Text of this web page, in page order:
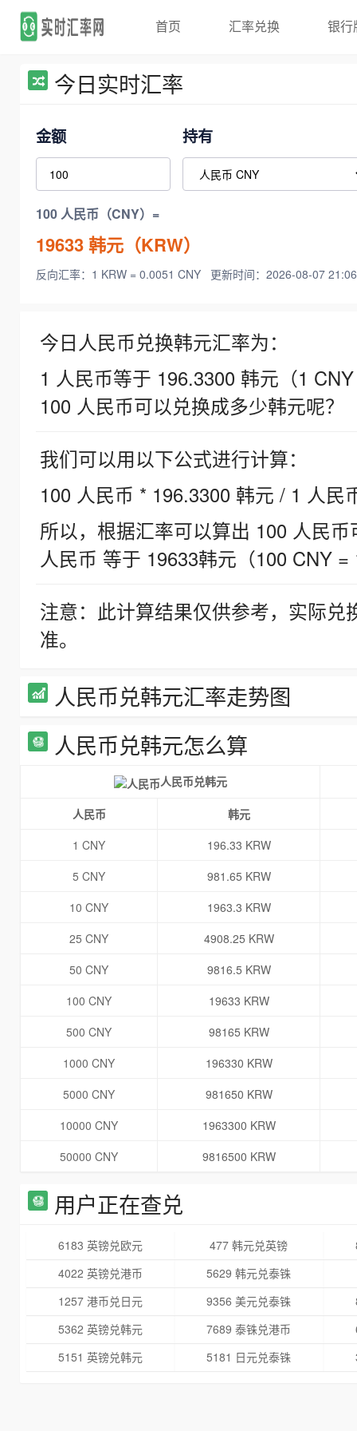
首页 汇率兑换 银行
今日实时汇率
金额 持有
100 人民币（CNY）=
19633韩元（KRW）
反向汇率：1 KRW = 0.0051 CNY 更新时间：2026-08-07
今日人民币兑换韩元汇率为：
1 人民币等于 196.3300 韩元（1
100 人民币可以兑换成多少韩元呢？
我们可以用以下公式进行计算：
100 人民币 * 196.3300 韩元 / 1 人民
所以，根据汇率可以算出 100 人民
人民币 等于 19633韩元（100 CNY =
注意：此计算结果仅供参考，实际
准。
人民币兑韩元汇率走势图
人民币兑韩元怎么算
人民币兑韩元
人民币
韩元
1 CNY
196.33 KRW
5 CNY
981.65 KRW
10 CNY
1963.3 KRW
25 CNY
4908.25 KRW
50 CNY
9816.5 KRW
100 CNY
19633 KRW
500 CNY
98165 KRW
1000 CNY
196330 KRW
5000 CNY
981650 KRW
10000 CNY
1963300 KRW
50000 CNY
9816500 KRW
用户正在查兑
6183 英镑兑欧元 477 韩元兑英镑
4022 英镑兑港币
5629 韩元兑泰铢
1257 港币兑日元
9356 美元兑泰铢
5362 英镑兑韩元
7689 泰铢兑港币
5151 英镑兑韩元
5181 日元兑泰铢